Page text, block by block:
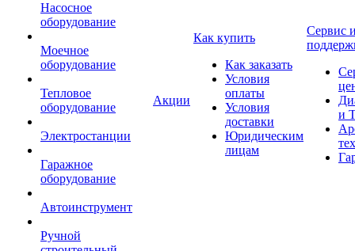
Насосное
оборудование
Моечное
оборудование
Тепловое
оборудование
Электростанции
Гаражное
оборудование
Автоинструмент
Ручной
Акции
Как купить
Как заказать
Условия
оплаты
Условия
доставки
Юридическим
лицам
Сервис
и